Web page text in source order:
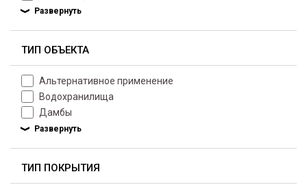
ТИП ОБЪЕКТА
Альтернативное применение
Водохранилища
Дамбы
ТИП ПОКРЫТИЯ